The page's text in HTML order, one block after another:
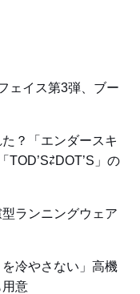
ェイス第3弾、ブー
？「エンダースキ
TOD’S⇄DOT’S」の
ランニングウェア
冷やさない」高機
意